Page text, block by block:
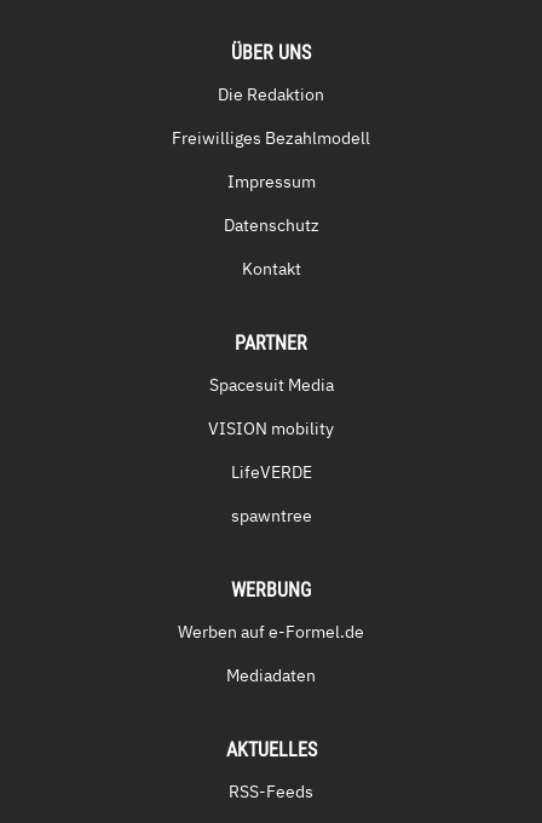
ÜBER UNS
Die Redaktion
Freiwilliges Bezahlmodell
Impressum
Datenschutz
Kontakt
PARTNER
Spacesuit Media
VISION mobility
LifeVERDE
spawntree
WERBUNG
Werben auf e-Formel.de
Mediadaten
AKTUELLES
RSS-Feeds